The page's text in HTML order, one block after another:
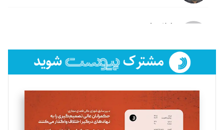
لیلا حنارود
فائزه فتحی رستمی
تحریریه
سروش کرمیان